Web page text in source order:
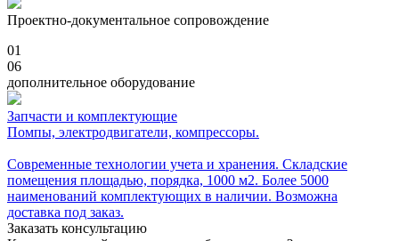
Проектно-документальное сопровождение
01
06
дополнительное оборудование
Запчасти и комплектующие
Помпы, электродвигатели, компрессоры.
Современные технологии учета и хранения. Складские
помещения площадью, порядка, 1000 м2. Более 5000
наименований комплектующих в наличии. Возможна
доставка под заказ.
Заказать консультацию